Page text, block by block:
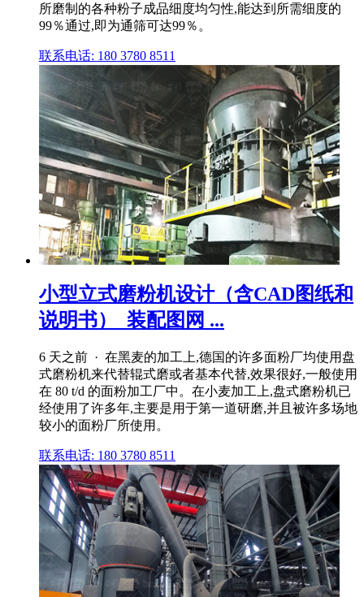
所磨制的各种粉子成品细度均匀性,能达到所需细度的
99％通过,即为通筛可达99％。
联系电话: 180 3780 8511
小型立式磨粉机设计（含CAD图纸和
说明书）_装配图网 ...
6 天之前 · 在黑麦的加工上,德国的许多面粉厂均使用盘
式磨粉机来代替辊式磨或者基本代替,效果很好,一般使用
在 80 t/d 的面粉加工厂中。在小麦加工上,盘式磨粉机已
经使用了许多年,主要是用于第一道研磨,并且被许多场地
较小的面粉厂所使用。
联系电话: 180 3780 8511